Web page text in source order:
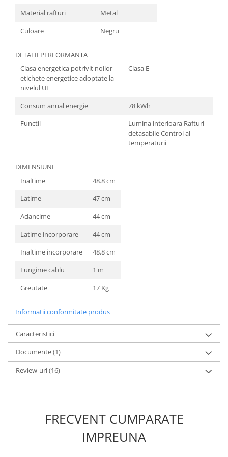
Material rafturi
Metal
Culoare
Negru
DETALII PERFORMANTA
Clasa energetica potrivit noilor
etichete energetice adoptate la
nivelul UE
Clasa E
Consum anual energie
78 kWh
Functii
Lumina interioara Rafturi
detasabile Control al
temperaturii
DIMENSIUNI
Inaltime
48.8 cm
Latime
47 cm
Adancime
44 cm
Latime incorporare
44 cm
Inaltime incorporare
48.8 cm
Lungime cablu
1 m
Greutate
17 Kg
Informatii conformitate produs
Caracteristici
Documente (1)
Review-uri(16)
FRECVENT CUMPARATE
IMPREUNA